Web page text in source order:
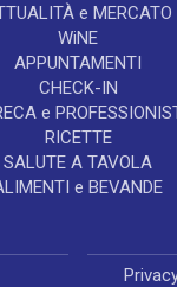
e MERCATO
WiNE
APPUNTAMENTI
CHECK-IN
e
RICETTE
SALUTE A TAVOLA
e BEVANDE